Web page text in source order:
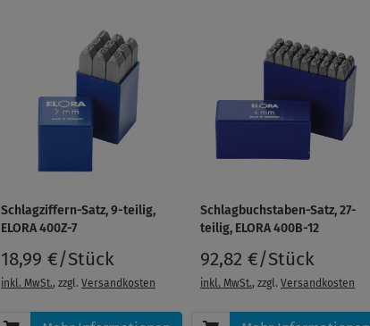
Schlagziffern-Satz, 9-teilig,
ELORA 400Z-7
18,99 €/Stück
inkl. MwSt., zzgl.Versandkosten
Schlagbuchstaben-Satz, 27-
teilig, ELORA 400B-12
92,82 €/Stück
inkl. MwSt., zzgl. Versandkosten